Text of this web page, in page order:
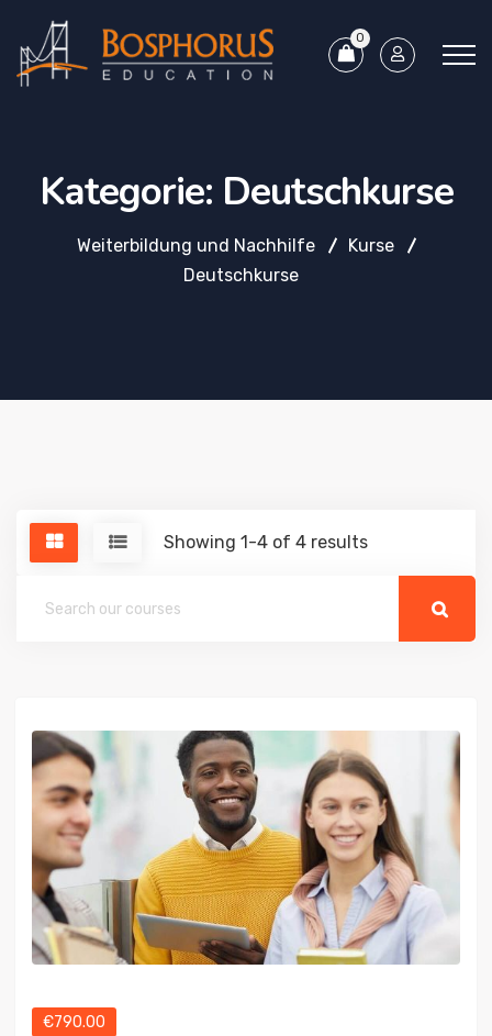
0
Kategorie: Deutschkurse
Weiterbildung und Nachhilfe
Kurse
Deutschkurse
Showing 1-4 of 4 results
€790.00